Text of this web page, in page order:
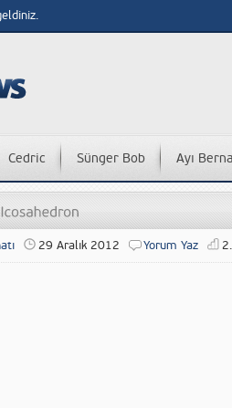
Cedric Sünger Bob Ayı
29 Aralık 2012 Yorum Yaz